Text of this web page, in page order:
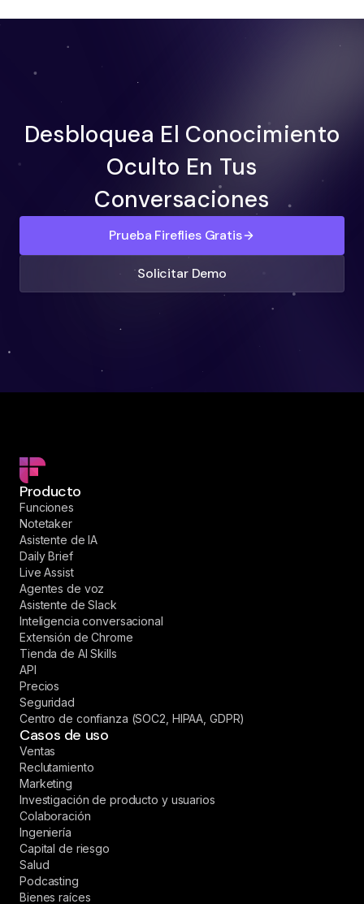
Desbloquea El Conocimiento
Oculto En Tus
Conversaciones
Prueba Fireflies Gratis
Solicitar Demo
Producto
Funciones
Notetaker
Asistente de IA
Daily Brief
Live Assist
Agentes de voz
Asistente de Slack
Inteligencia conversacional
Extensión de Chrome
Tienda de AI Skills
API
Precios
Seguridad
Centro de confianza (SOC2, HIPAA, GDPR)
Casos de uso
Ventas
Reclutamiento
Marketing
Investigación de producto y usuarios
Colaboración
Ingeniería
Capital de riesgo
Salud
Podcasting
Bienes raíces